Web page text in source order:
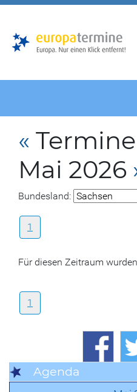
«
Mai 2026
Bundesland:
1
Für diesen Zeitraum
1
Agenda